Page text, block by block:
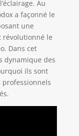
Au
a façonné le
une
révolutionné le
Dans cet
dynamique des
ils sont